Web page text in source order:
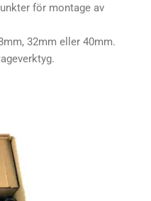
för montage av
32mm eller 40mm.